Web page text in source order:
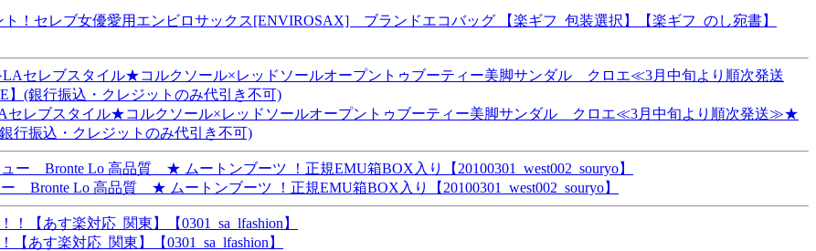
！セレブ女優愛用エンビロサックス[ENVIROSAX] ブランドエコバッグ 【楽ギフ_包装選択】【楽ギフ_のし宛書】
レブスタイル★コルクソール×レッドソールオープントゥブーティー美脚サンダル クロエ≪3月中旬より順次発送≫★
行振込・クレジットのみ代引き不可)
Lo 高品質 ★ ムートンブーツ ！正規EMU箱BOX入り【20100301_west002_souryo】
あす楽対応_関東】【0301_sa_lfashion】